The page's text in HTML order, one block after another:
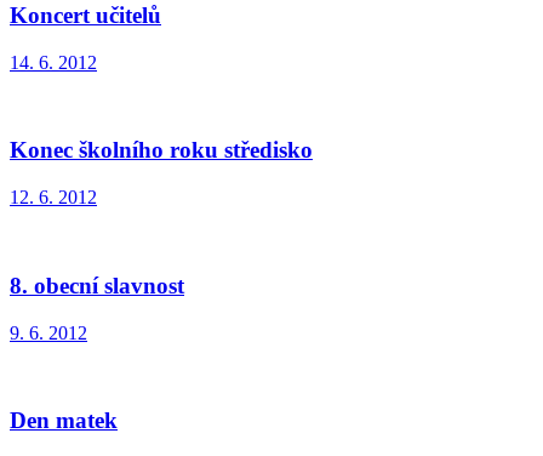
Koncert učitelů
14. 6. 2012
Konec školního roku středisko
12. 6. 2012
8. obecní slavnost
9. 6. 2012
Den matek